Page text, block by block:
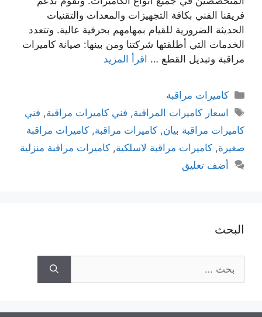
فريقنا الفني بكافة التجهيزات والمعدات والتقنيات
الحديثة الضرورية للقيام بمهامهم بحرفية عالية. وتتعدد
الخدمات التي أطلقتها شركتنا ومن بينها: صيانة كاميرات
مراقبة وتبديل القطع … اقرأ المزيد
كاميرات مراقبة
اسعار كاميرات المراقبة, فني كاميرات مراقبة, فني
كاميرات مراقبة بيان, كاميرات مراقبة, كاميرات مراقبة
صغيرة, كاميرات مراقبة لاسلكية, كاميرات مراقبة منزلية
أضف تعليق
البحث